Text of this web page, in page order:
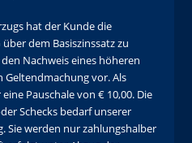
hat der Kunde die
dem Basiszinssatz zu
Nachweis eines höheren
Geltendmachung vor. Als
Pauschale von € 10,00. Die
Schecks bedarf unserer
Sie werden nur zahlungshalber